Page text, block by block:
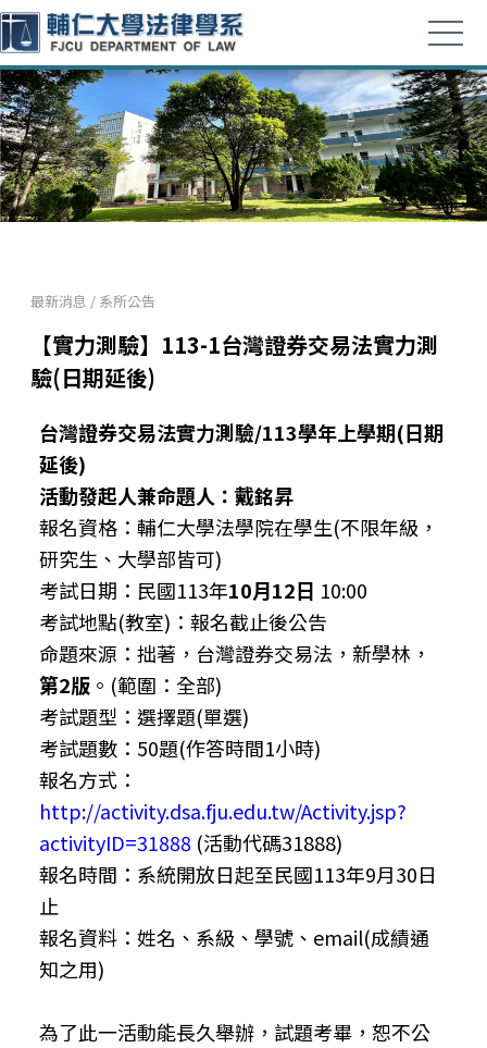
最新消息 / 系所公告
【實力測驗】113-1台灣證券交易法實力測
驗(日期延後)
台灣證券交易法實力測驗/113學年上學期(日期
延後)
活動發起人兼命題人：戴銘昇
報名資格：輔仁大學法學院在學生(不限年級，
研究生、大學部皆可)
考試日期：民國113年10月12日 10:00
考試地點(教室)：報名截止後公告
命題來源：拙著，台灣證券交易法，新學林，
第2版 。(範圍：全部)
考試題型：選擇題(單選)
考試題數：50題(作答時間1小時)
報名方式：
http://activity.dsa.fju.edu.tw/Activity.jsp?
activityID=31888 (活動代碼31888)
報名時間：系統開放日起至民國113年9月30日
止
報名資料：姓名、系級、學號、email(成績通
知之用)
為了此一活動能長久舉辦，試題考畢，恕不公